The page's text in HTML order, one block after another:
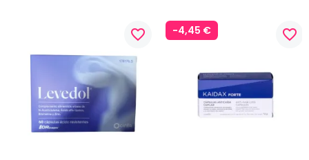
favorite_border -4,45 € favorite_border